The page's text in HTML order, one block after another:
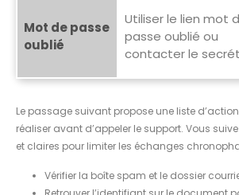
Mot de passe
oublié
Utiliser le lien mot
passe oublié ou
contacter le
Le passage suivant propose une liste
réaliser avant d’appeler le support. Vous
et claires pour limiter les échanges
Vérifier la boîte spam et le dossier